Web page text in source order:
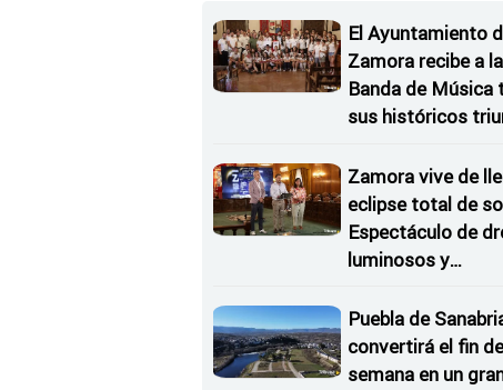
El Ayuntamiento
Zamora recibe a la
Banda de Música
sus históricos
Zamora vive de
eclipse total de
Espectáculo de
luminosos y
Estrellas
Puebla de
convertirá el fin de
semana en un